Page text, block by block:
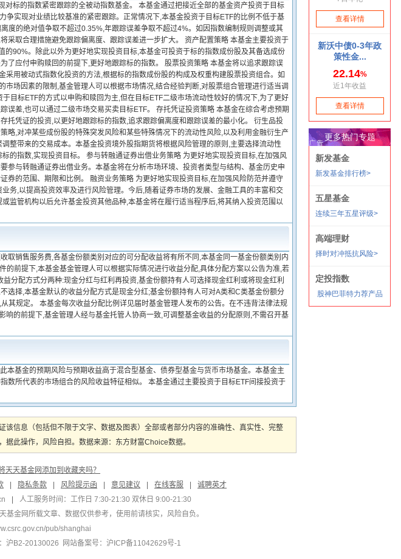
标的指数紧密跟踪的全被动指数基金。 本基金通过把接近全部的基金资产投资于目标
争实现对业绩比较基准的紧密跟踪。正常情况下,本基金投资于目标ETF的比例不低于基
度的绝对值争取不超过0.35%,年跟踪误差争取不超过4%。如因指数编制规则调整或其
采取合理措施避免跟踪偏离度、跟踪误差进一步扩大。 资产配置策略 本基金主要投资于
的90%。除此以外为更好地实现投资目标,本基金可投资于标的指数成份股及其备选成份
了应付申购赎回的前提下,更好地跟踪标的指数。 股票投资策略 本基金将以追求跟踪误
用被动式指数化投资的方法,根据标的指数成份股的构成及权重构建股票投资组合。如
场因素的限制,基金管理人可以根据市场情况,结合经验判断,对股票组合管理进行适当调
目标ETF的方式以申购和赎回为主,但在目标ETF二级市场流动性较好的情况下,为了更好
误差,也可以通过二级市场交易买卖目标ETF。 存托凭证投资策略 本基金在综合考虑预期
托凭证的投资,以更好地跟踪标的指数,追求跟踪偏离度和跟踪误差的最小化。 衍生品投
略,对冲某些成份股的特殊突发风险和某些特殊情况下的流动性风险,以及利用金融衍生产
整带来的交易成本。本基金投资境外股指期货将根据风险管理的原则,主要选择流动性
的指数,实现投资目标。 参与转融通证券出借业务策略 为更好地实现投资目标,在加强风
参与转融通证券出借业务。本基金将在分析市场环境、投资者类型与结构、基金历史申
券的范围、期限和比例。 融资业务策略 为更好地实现投资目标,在加强风险防范并遵守
务,以提高投资效率及进行风险管理。今后,随着证券市场的发展、金融工具的丰富和交
监管机构以后允许基金投资其他品种,本基金将在履行适当程序后,将其纳入投资范围以
取销售服务费,各基金份额类别对应的可分配收益将有所不同,本基金同一基金份额类别内
的前提下,本基金基金管理人可以根据实际情况进行收益分配,具体分配方案以公告为准,若
分配方式分两种:现金分红与红利再投资,基金份额持有人可选择现金红利或将现金红利
选择,本基金默认的收益分配方式是现金分红;基金份额持有人可对A类和C类基金份额分
其规定。 本基金每次收益分配比例详见届时基金管理人发布的公告。在不违背法律法规
的前提下,基金管理人经与基金托管人协商一致,可调整基金收益的分配原则,不需召开基
本基金的预期风险与预期收益高于混合型基金、债券型基金与货币市场基金。本基金主
数所代表的市场组合的风险收益特征相似。 本基金通过主要投资于目标ETF间接投资于
信息（包括但不限于文字、数据及图表）全部或者部分内容的准确性、真实性、完整
此操作，风险自担。数据来源：东方财富Choice数据。
天天基金网添加到收藏夹吗？
隐私条款 风险提示函 意见建议 在线客服
诚聘英才
人工服务时间：工作日 7:30-21:30 双休日 9:00-21:30
基金网所载文章、数据仅供参考，使用前请核实，风险自负。
pub/shanghai
沪B2-20130026
网站备案号：沪ICP备11042629号-1